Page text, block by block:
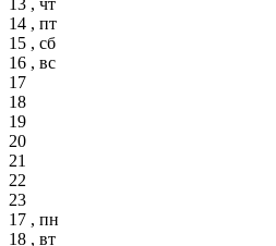
14 , пт
15 , сб
16 , вс
17
18
19
20
21
22
23
17 , пн
18 , вт